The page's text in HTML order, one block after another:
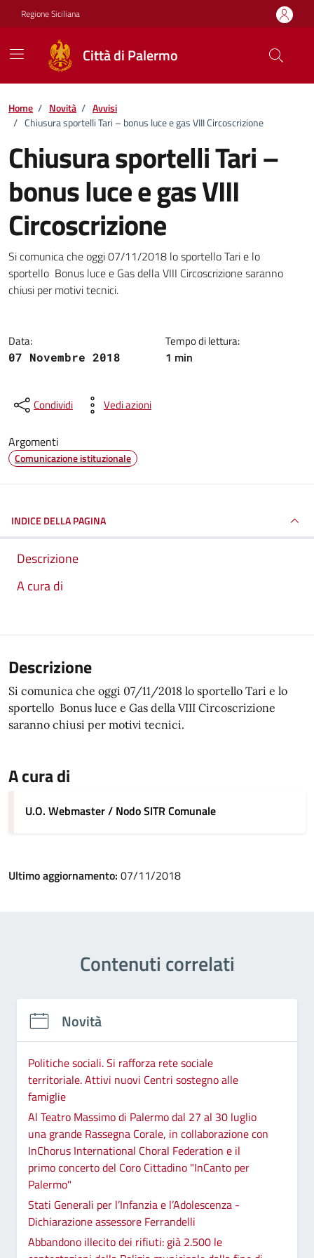
Vai ai contenuti
Vai al footer
Regione Siciliana
Città di Palermo
Home / Novità / Avvisi
/ Chiusura sportelli Tari – bonus luce e gas VIII Circoscrizione
Chiusura sportelli Tari –
bonus luce e gas VIII
Circoscrizione
Dettagli della notizia
Si comunica che oggi 07/11/2018 lo sportello Tari e lo
sportello Bonus luce e Gas della VIII Circoscrizione saranno
chiusi per motivi tecnici.
Data:
07 Novembre 2018
Tempo di lettura:
1 min
Condividi Vedi azioni
Argomenti
Comunicazione istituzionale
INDICE DELLA PAGINA
Descrizione
A cura di
Descrizione
Si comunica che oggi 07/11/2018 lo sportello Tari e lo
sportello Bonus luce e Gas della VIII Circoscrizione
saranno chiusi per motivi tecnici.
A cura di
U.O. Webmaster / Nodo SITR Comunale
Ultimo aggiornamento: 07/11/2018
Contenuti correlati
Novità
Politiche sociali. Si rafforza rete sociale
territoriale. Attivi nuovi Centri sostegno alle
famiglie
Al Teatro Massimo di Palermo dal 27 al 30 luglio
una grande Rassegna Corale, in collaborazione con
InChorus International Choral Federation e il
primo concerto del Coro Cittadino "InCanto per
Palermo"
Stati Generali per l’Infanzia e l’Adolescenza -
Dichiarazione assessore Ferrandelli
Abbandono illecito dei rifiuti: già 2.500 le